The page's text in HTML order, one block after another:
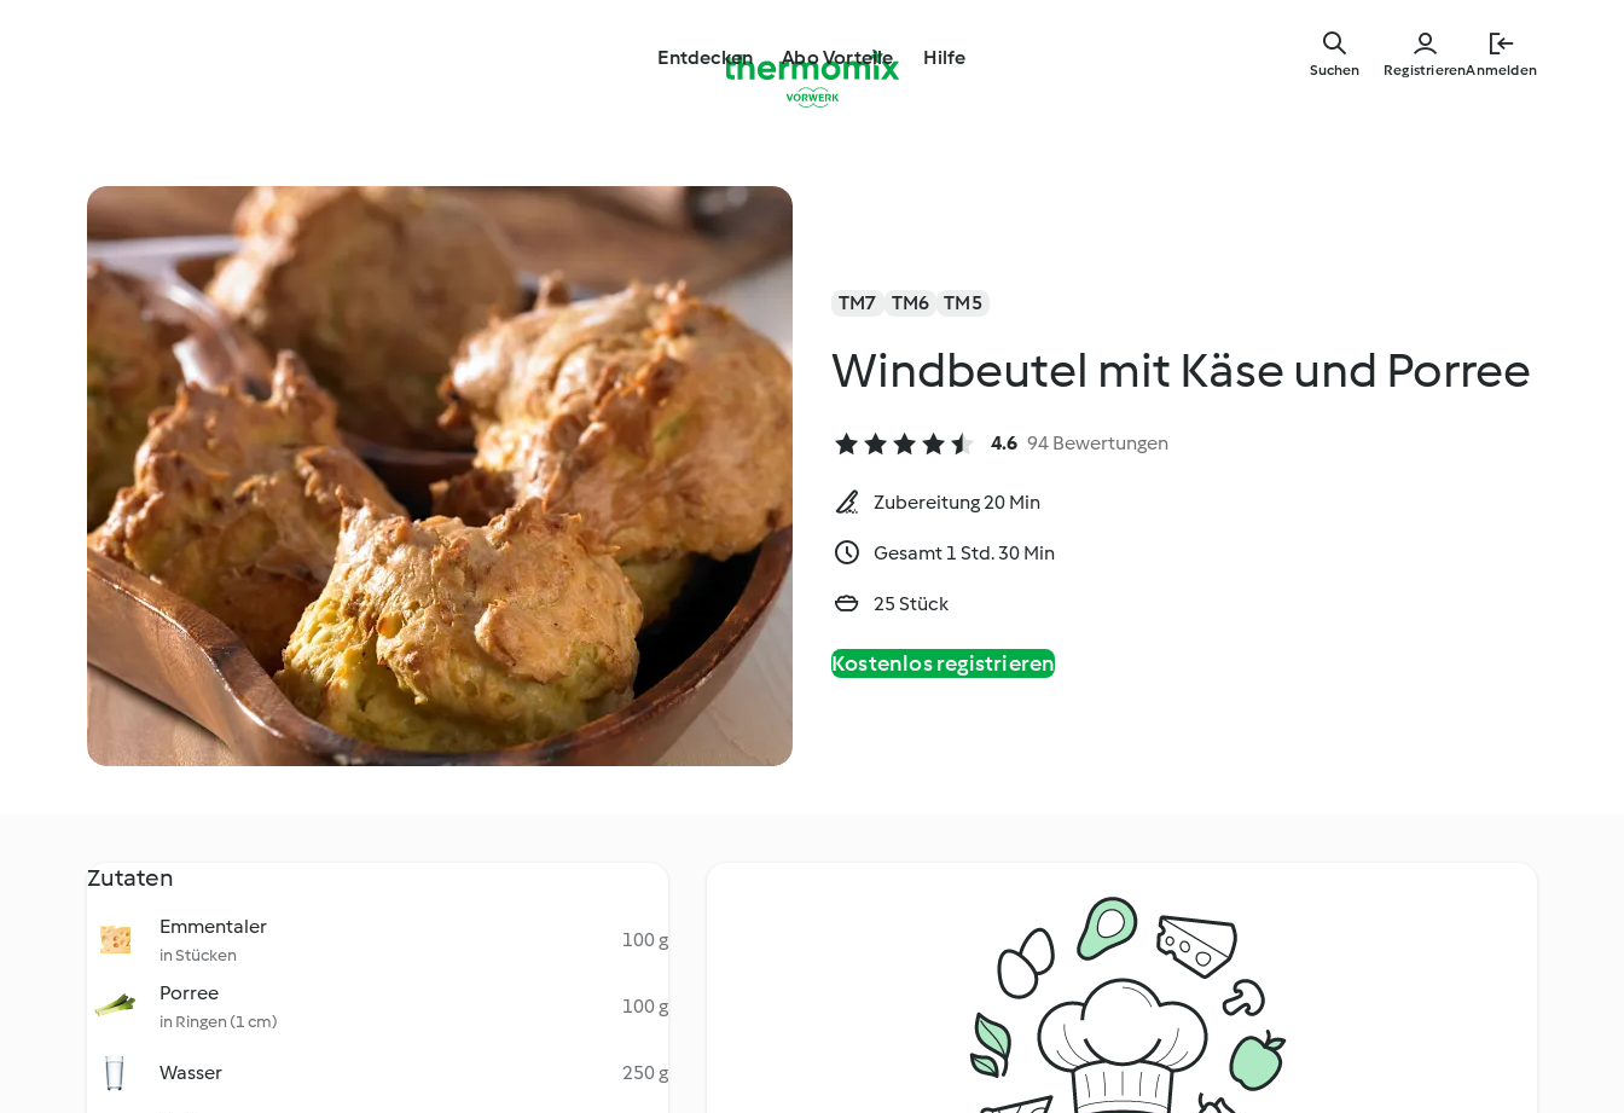
Entdecken Abo Vorteile Hilfe
RegistrierenAnmelden
Suchen
TM7 TM6 TM5
Windbeutel mit Käse und Porree
4.6 94 Bewertungen
Zubereitung 20 Min
Gesamt 1 Std. 30 Min
25 Stück
Kostenlos registrieren
Zutaten
Emmentaler
in Stücken
100 g
Porree
in Ringen (1 cm)
100 g
Wasser 250 g